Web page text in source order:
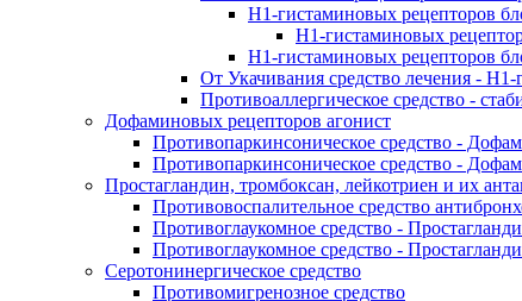
H1-гистаминовых рецепторов
H1-гистаминовых
H1-гистаминовых рецепторов
От Укачивания средство лечения -
Противоаллергическое средство -
Дофаминовых рецепторов агонист
Противопаркинсоническое средство -
Противопаркинсоническое средство -
Простагландин, тромбоксан, лейкотриен и их
Противовоспалительное средство
Противоглаукомное средство -
Противоглаукомное средство -
Серотонинергическое средство
Противомигренозное средство